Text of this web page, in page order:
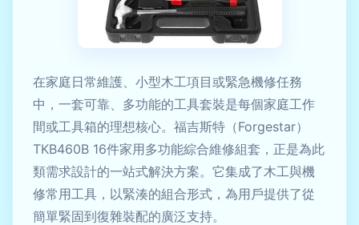
在家庭日常維護、小型木工項目或緊急機修任務
中，一套可靠、多功能的工具套裝是每個家庭工作
間或工具箱的理想核心。福吉斯特（Forgestar）
TKB460B 16件家用多功能綜合維修組套，正是為此
類需求設計的一站式解決方案。它集成了木工與機
修常用工具，以緊湊的組合形式，為用戶提供了從
簡單緊固到復雜裝配的廣泛支持。